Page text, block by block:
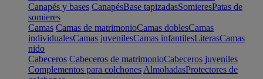
Canapés y bases CanapésBase tapizadasSomieresPatas de
somieres
Camas Camas de matrimonioCamas doblesCamas
individualesCamas juvenilesCamas infantilesLiterasCamas
nido
Cabeceros Cabeceros de matrimonioCabeceros juveniles
Complementos para colchones AlmohadasProtectores de